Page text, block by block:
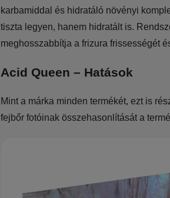
karbamiddal és hidratáló növényi
tiszta legyen, hanem hidratált is.
meghosszabbítja a frizura frissességét
Acid Queen – Hatások
Mint a márka minden termékét, ezt is
fejbőr fotóinak összehasonlítását a